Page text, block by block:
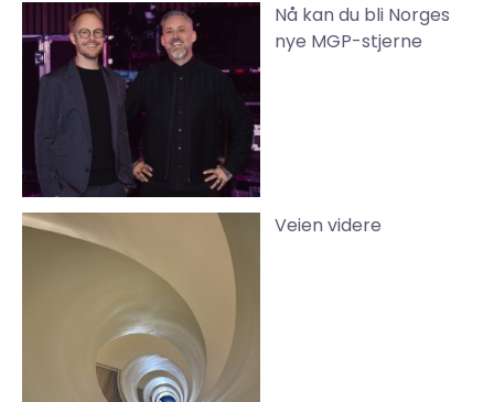
Nå kan du bli Norges
nye MGP-stjerne
Veien videre